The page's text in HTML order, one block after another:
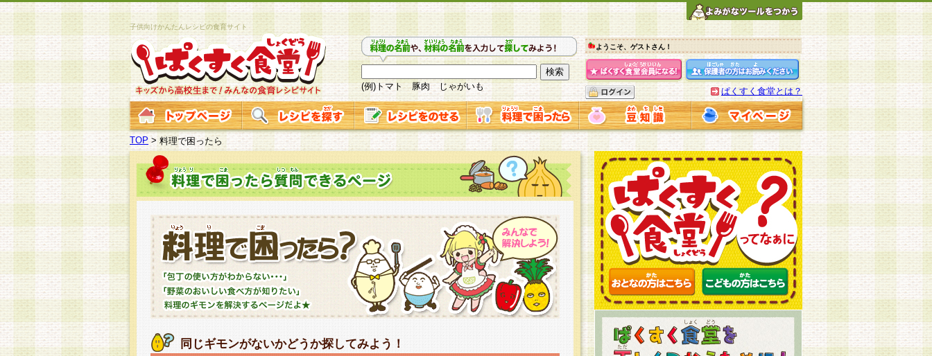
子供向けかんたんレシピの食育サイト
(例)トマト 豚肉 じゃがいも
ようこそ、ゲストさん！
ぱくすく食堂とは？
TOP > 料理で困ったら
同じギモンがないかどうか探してみよう！